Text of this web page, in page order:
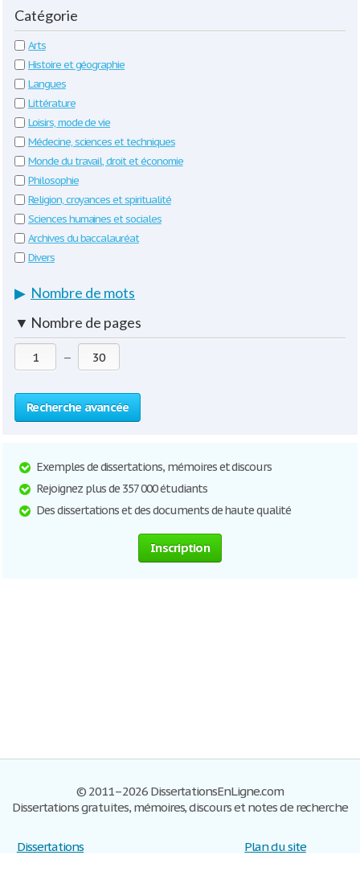
Catégorie
Arts
Histoire et géographie
Langues
Littérature
Loisirs, mode de vie
Médecine, sciences et techniques
Monde du travail, droit et économie
Philosophie
Religion, croyances et spiritualité
Sciences humaines et sociales
Archives du baccalauréat
Divers
▶ Nombre de mots
▼ Nombre de pages
—
Recherche avancée
Exemples de dissertations, mémoires et discours
Rejoignez plus de 357 000 étudiants
Des dissertations et des documents de haute qualité
Inscription
© 2011–2026 DissertationsEnLigne.com
Dissertations gratuites, mémoires, discours et notes de recherche
Dissertations
Plan du site